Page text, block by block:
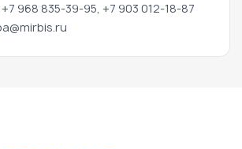
968 835-39-95, +7 903 012-18-87